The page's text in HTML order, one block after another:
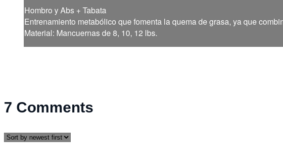
Hombro y Abs + Tabata
Entrenamiento metabólico que fomenta la quema de grasa, ya que
Material: Mancuernas de 8, 10, 12 lbs.
7 Comments